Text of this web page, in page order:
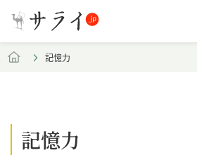
記憶力
記憶力